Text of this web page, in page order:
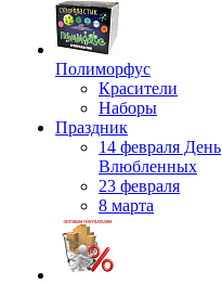
Полиморфус
Красители
Наборы
Праздник
14 февраля День
Влюбленных
23 февраля
8 марта